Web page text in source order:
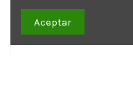
Aceptar